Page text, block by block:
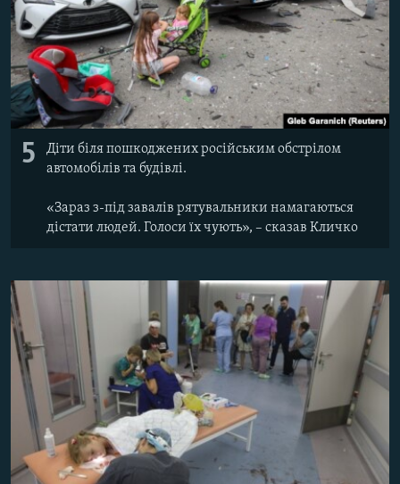
5
Діти біля пошкоджених російським обстрілом
автомобілів та будівлі.
«Зараз з-під завалів рятувальники намагаються
дістати людей. Голоси їх чують», – сказав Кличко